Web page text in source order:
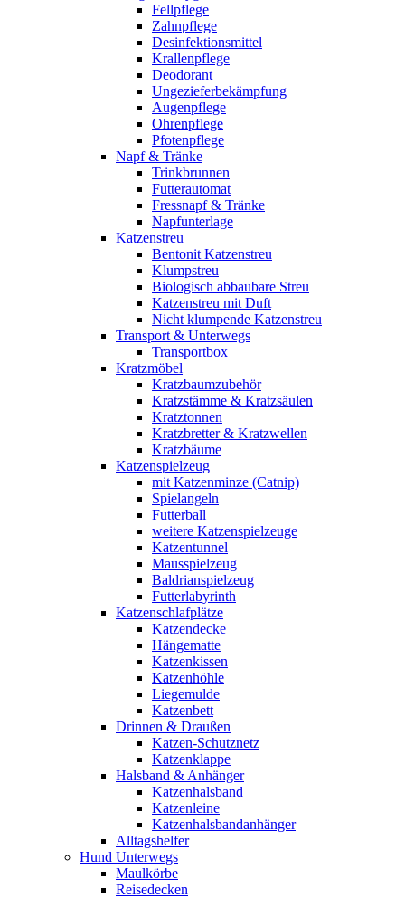
Fellpflege
Zahnpflege
Desinfektionsmittel
Krallenpflege
Deodorant
Ungezieferbekämpfung
Augenpflege
Ohrenpflege
Pfotenpflege
Napf & Tränke
Trinkbrunnen
Futterautomat
Fressnapf & Tränke
Napfunterlage
Katzenstreu
Bentonit Katzenstreu
Klumpstreu
Biologisch abbaubare Streu
Katzenstreu mit Duft
Nicht klumpende Katzenstreu
Transport & Unterwegs
Transportbox
Kratzmöbel
Kratzbaumzubehör
Kratzstämme & Kratzsäulen
Kratztonnen
Kratzbretter & Kratzwellen
Kratzbäume
Katzenspielzeug
mit Katzenminze (Catnip)
Spielangeln
Futterball
weitere Katzenspielzeuge
Katzentunnel
Mausspielzeug
Baldrianspielzeug
Futterlabyrinth
Katzenschlafplätze
Katzendecke
Hängematte
Katzenkissen
Katzenhöhle
Liegemulde
Katzenbett
Drinnen & Draußen
Katzen-Schutznetz
Katzenklappe
Halsband & Anhänger
Katzenhalsband
Katzenleine
Katzenhalsbandanhänger
Alltagshelfer
Hund Unterwegs
Maulkörbe
Reisedecken